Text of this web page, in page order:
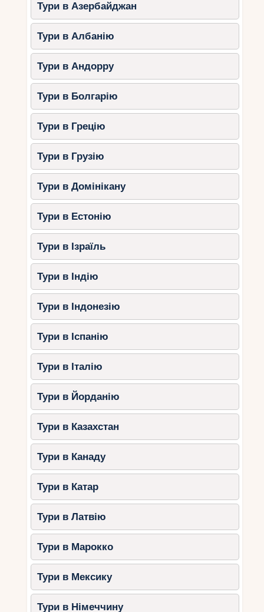
Тури в Азербайджан
Тури в Албанію
Тури в Андорру
Тури в Болгарію
Тури в Грецію
Тури в Грузію
Тури в Домінікану
Тури в Естонію
Тури в Ізраїль
Тури в Індію
Тури в Індонезію
Тури в Іспанію
Тури в Італію
Тури в Йорданію
Тури в Казахстан
Тури в Канаду
Тури в Катар
Тури в Латвію
Тури в Марокко
Тури в Мексику
Тури в Німеччину